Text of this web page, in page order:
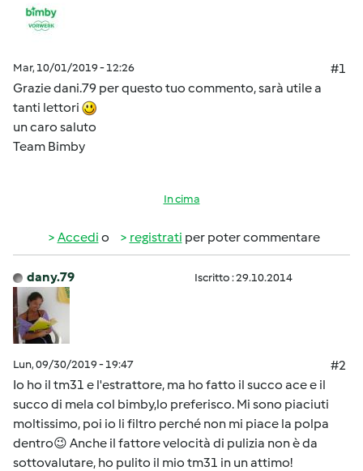
Mar, 10/01/2019 - 12:26
#1
Grazie dani.79 per questo tuo commento, sarà utile a
tanti lettori
un caro saluto
Team Bimby
In cima
Accedi o registrati per poter commentare
dany.79 Iscritto : 29.10.2014
Lun, 09/30/2019 - 19:47
#2
Io ho il tm31 e l'estrattore, ma ho fatto il succo ace e il
succo di mela col bimby,lo preferisco. Mi sono piaciuti
moltissimo, poi io li filtro perché non mi piace la polpa
dentro😉 Anche il fattore velocità di pulizia non è da
sottovalutare, ho pulito il mio tm31 in un attimo!